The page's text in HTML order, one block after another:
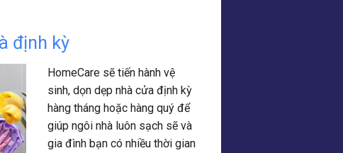
định kỳ
HomeCare sẽ tiến hành vệ
sinh, dọn dẹp nhà cửa định kỳ
hàng tháng hoặc hàng quý để
giúp ngôi nhà luôn sạch sẽ và
gia đình bạn có nhiều thời gian